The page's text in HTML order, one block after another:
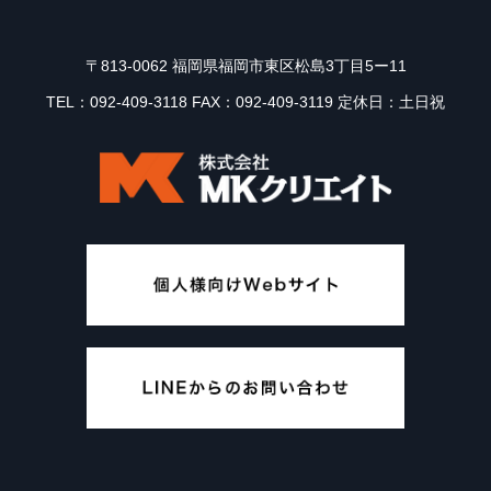
〒813-0062 福岡県福岡市東区松島3丁目5ー11
TEL：092-409-3118 FAX：092-409-3119 定休日：土日祝